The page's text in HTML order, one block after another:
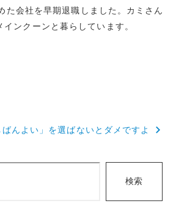
た会社を早期退職しました。カミさん
ンクーンと暮らしています。
ばんよい」を選ばないとダメですよ
検索